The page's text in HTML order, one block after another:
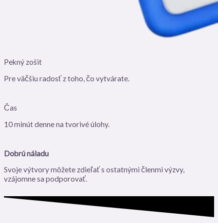
Pekný zošit
Pre väčšiu radosť z toho, čo vytvárate.
Čas
10 minút denne na tvorivé úlohy.
Dobrú náladu
Svoje výtvory môžete zdieľať s ostatnými členmi výzvy,
vzájomne sa podporovať.